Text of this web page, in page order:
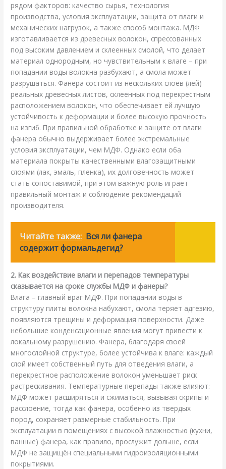
рядом факторов: качество сырья, технология
производства, условия эксплуатации, защита от влаги и
механических нагрузок, а также способ монтажа. МДФ
изготавливается из древесных волокон, спрессованных
под высоким давлением и склеенных смолой, что делает
материал однородным, но чувствительным к влаге – при
попадании воды волокна разбухают, а смола может
разрушаться. Фанера состоит из нескольких слоёв (лей)
реальных древесных листов, склеенных под перекрестным
расположением волокон, что обеспечивает ей лучшую
устойчивость к деформации и более высокую прочность
на изгиб. При правильной обработке и защите от влаги
фанера обычно выдерживает более экстремальные
условия эксплуатации, чем МДФ. Однако если оба
материала покрыты качественными влагозащитными
слоями (лак, эмаль, пленка), их долговечность может
стать сопоставимой, при этом важную роль играет
правильный монтаж и соблюдение рекомендаций
производителя.
Читайте также: Вся ли фанера
содержит формальдегид?
2. Как воздействие влаги и перепадов температуры
сказывается на сроке службы МДФ и фанеры?
Влага – главный враг МДФ. При попадании воды в
структуру плиты волокна набухают, смола теряет адгезию,
появляются трещины и деформация поверхности. Даже
небольшие конденсационные явления могут привести к
локальному разрушению. Фанера, благодаря своей
многослойной структуре, более устойчива к влаге: каждый
слой имеет собственный путь для отведения влаги, а
перекрестное расположение волокон уменьшает риск
растрескивания. Температурные перепады также влияют:
МДФ может расширяться и сжиматься, вызывая скрипы и
расслоение, тогда как фанера, особенно из твердых
пород, сохраняет размерные стабильность. При
эксплуатации в помещениях с высокой влажностью (кухни,
ванные) фанера, как правило, прослужит дольше, если
МДФ не защищён специальными гидроизоляционными
покрытиями.